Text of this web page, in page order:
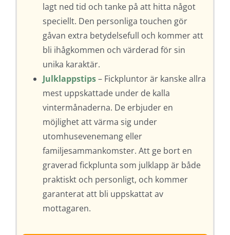
lagt ned tid och tanke på att hitta något
speciellt. Den personliga touchen gör
gåvan extra betydelsefull och kommer att
bli ihågkommen och värderad för sin
unika karaktär.
Julklappstips– Fickpluntor är kanske allra
mest uppskattade under de kalla
vintermånaderna. De erbjuder en
möjlighet att värma sig under
utomhusevenemang eller
familjesammankomster. Att ge bort en
graverad fickplunta som julklapp är både
praktiskt och personligt, och kommer
garanterat att bli uppskattat av
mottagaren.